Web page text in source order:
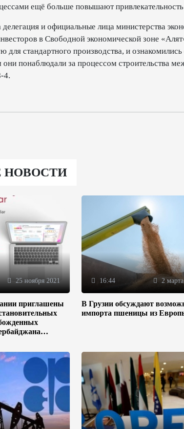
ещё больше повышают
и официальные лица министерства
в Свободной экономической зоне
для стандартного производства, и
они понаблюдали за процессом строительства
4.
НОВОСТИ
25 ноября 2021
приглашены
16:44 2
В Грузии обсуждают
импорта пшеницы из